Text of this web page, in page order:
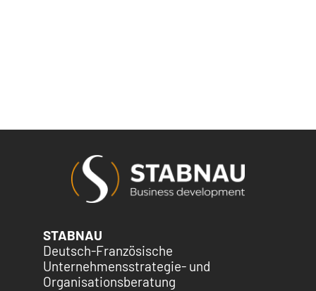
STABNAU
Deutsch-Französische
Unternehmensstrategie- und
Organisationsberatung